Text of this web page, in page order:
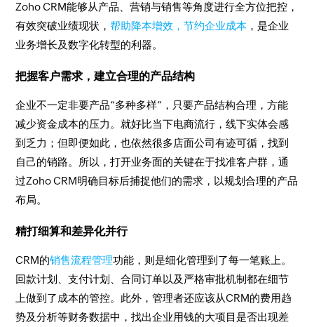
Zoho CRM能够从产品、营销与销售等角度进行全方位把控，
有效突破业绩现状，帮助降本增效，节约企业成本 ，是企业
业务增长及数字化转型的利器。
把握客户需求，建立合理的产品结构
企业不一定非要产品“多种多样”，只要产品结构合理，方能
减少资金成本的压力。就好比当下电商流行，线下实体会感
到乏力；但即便如此，也依然很多店面公司有迹可循，找到
自己的销路。所以，打开业务面的关键在于找准客户群，通
过Zoho CRM明确目标后捕捉他们的需求，以规划合理的产品
布局。
精打细算和差异化并行
CRM的销售流程管理功能，则是细化管理到了每一笔账上。
回款计划、支付计划、合同订单以及严格审批机制都在细节
上做到了成本的管控。此外，管理者还应该从CRM的费用趋
势及分析等财务数据中，找出企业用钱的大项目是否出现差